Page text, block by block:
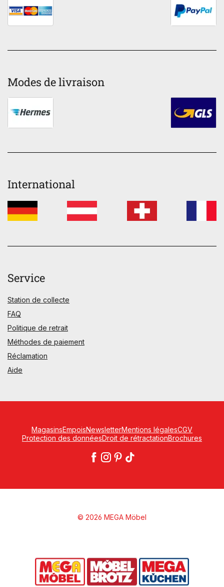
Modes de livraison
International
Service
Station de collecte
FAQ
Politique de retrait
Méthodes de paiement
Réclamation
Aide
MagasinsEmpoisNewsletterMentions légalesCGV
Protection des donnéesDroit de rétractationBrochures
© 2026 MEGA Möbel